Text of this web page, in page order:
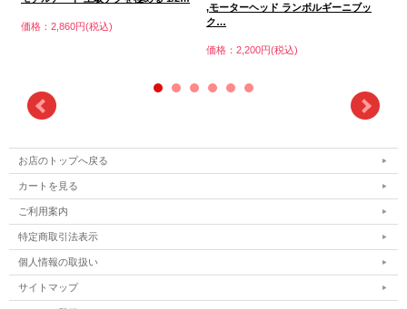
価格：2,860円(税込)
,モーターヘッド ランボルギーニブッ
ク…
価格：2,200円(税込)
お店のトップへ戻る
カートを見る
ご利用案内
特定商取引法表示
個人情報の取扱い
サイトマップ